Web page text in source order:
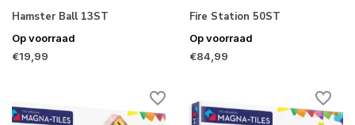
Hamster Ball 13ST
Op voorraad
€19,99
Fire Station 50ST
Op voorraad
€84,99